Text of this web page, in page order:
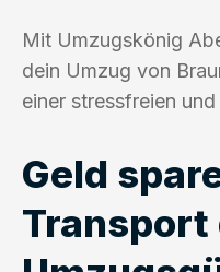
Mit Umzugskönig
dein Umzug von
einer stressfreien
Geld
Transport